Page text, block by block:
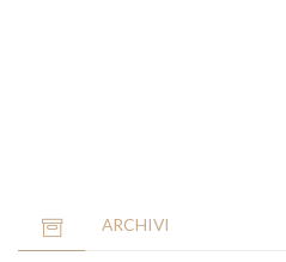
ARCHIVI